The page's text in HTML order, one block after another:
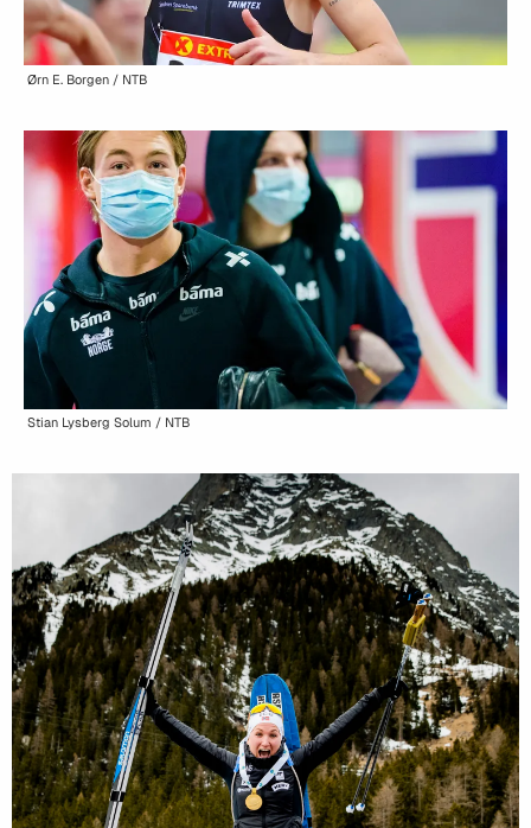
Ørn E. Borgen / NTB
Stian Lysberg Solum / NTB